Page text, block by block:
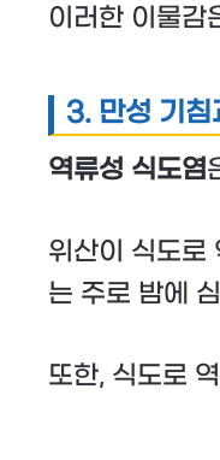
이러한 이물감
3. 만성 기침
역류성 식도염
위산이 식도로
는 주로 밤에
또한, 식도로